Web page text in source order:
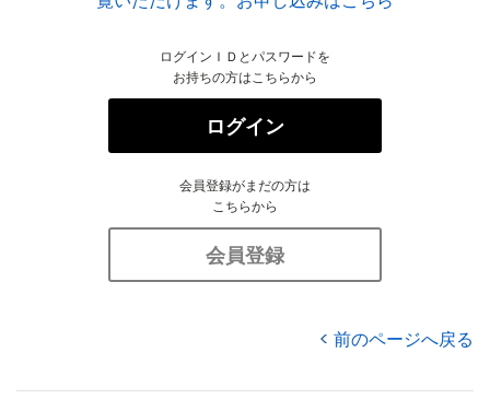
ログインＩＤとパスワードを
お持ちの方はこちらから
ログイン
会員登録がまだの方は
こちらから
会員登録
前のページへ戻る